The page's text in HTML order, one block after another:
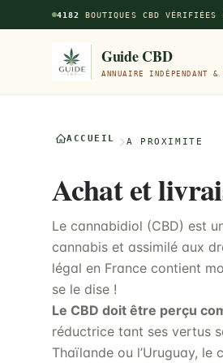
Aller au contenu principal
4182 BOUTIQUES CBD VÉRIFIÉES
Guide CBD
ANNUAIRE INDÉPENDANT &
ACCUEIL À PROXIMITÉ
Achat et
Le cannabidiol (CBD) est
cannabis et assimilé aux
légal en France contient
se le dise !
Le CBD doit être perçu
réductrice tant ses vertus
Thaïlande ou l’Uruguay, le